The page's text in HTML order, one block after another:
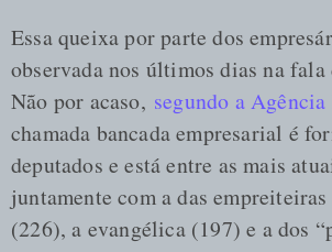
Essa queixa por parte dos
observada nos últimos dias na fala
Não por acaso, segundo a
chamada bancada empresarial é
deputados e está entre as mais
juntamente com a das
(226), a evangélica (197) e a dos